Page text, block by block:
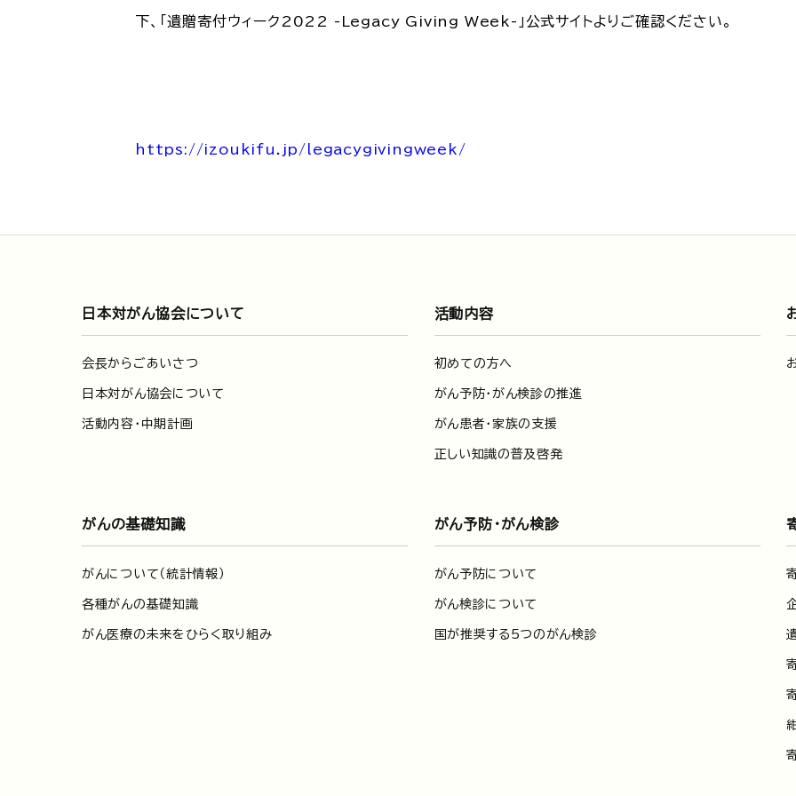
下、「遺贈寄付ウィーク2022 -Legacy Giving Week-」公式サイトよりご確認ください。
https://izoukifu.jp/legacygivingweek/
日本対がん協会について
会長からごあいさつ
日本対がん協会について
活動内容・中期計画
活動内容
初めての方へ
がん予防・がん検診の推進
がん患者・家族の支援
正しい知識の普及啓発
がんの基礎知識
がんについて（統計情報）
各種がんの基礎知識
がん医療の未来をひらく取り組み
がん予防・がん検診
がん予防について
がん検診について
国が推奨する5つのがん検診